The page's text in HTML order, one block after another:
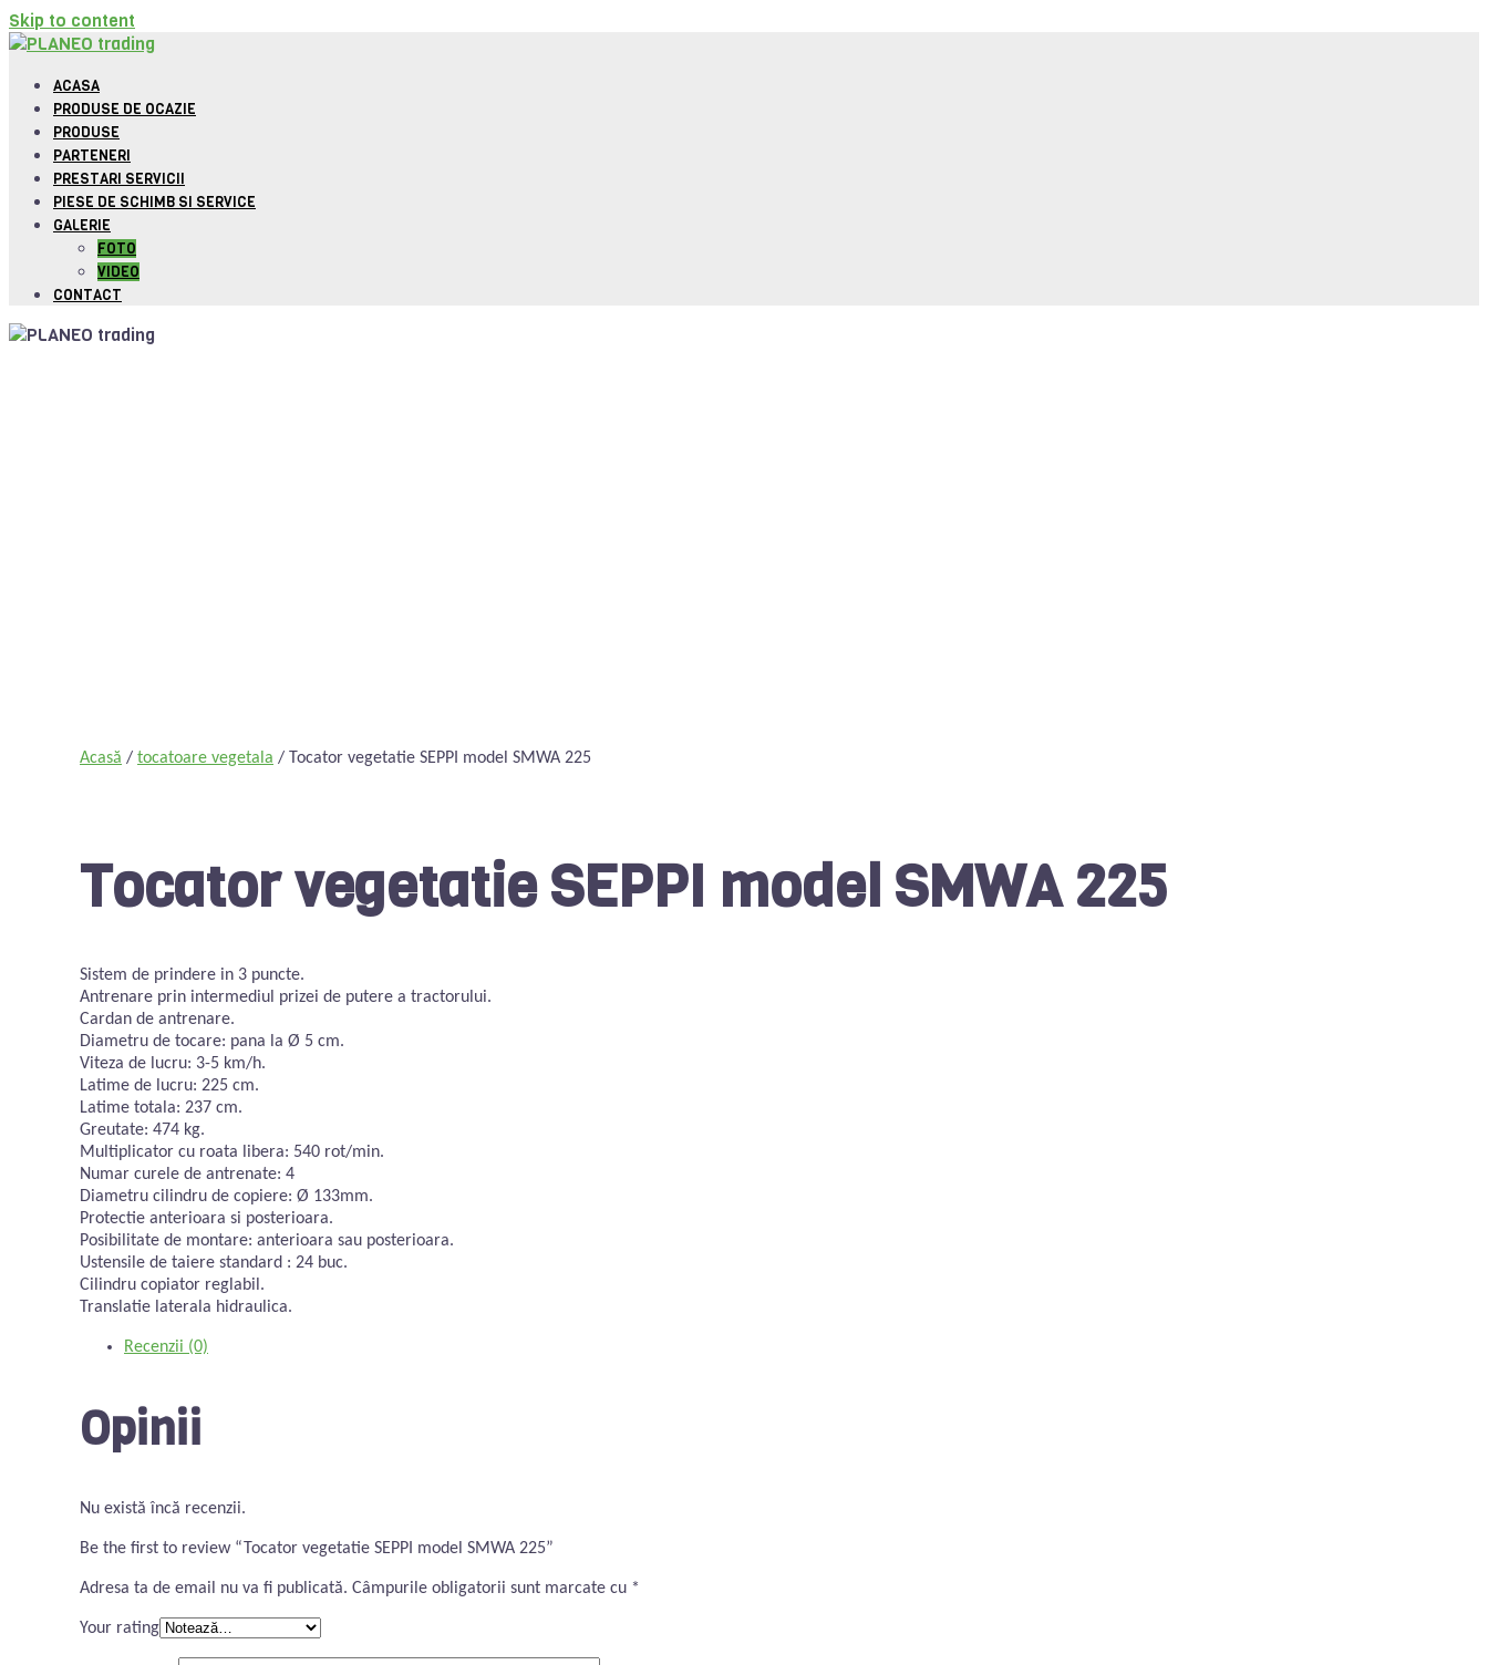
Skip to content
ACASA
PRODUSE DE OCAZIE
PRODUSE
PARTENERI
PRESTARI SERVICII
PIESE DE SCHIMB SI SERVICE
GALERIE
FOTO
VIDEO
CONTACT
Acasă / tocatoare vegetala / Tocator vegetatie SEPPI model SMWA 225
Tocator vegetatie SEPPI model SMWA 225
Sistem de prindere in 3 puncte.
Antrenare prin intermediul prizei de putere a tractorului.
Cardan de antrenare.
Diametru de tocare: pana la Ø 5 cm.
Viteza de lucru: 3-5 km/h.
Latime de lucru: 225 cm.
Latime totala: 237 cm.
Greutate: 474 kg.
Multiplicator cu roata libera: 540 rot/min.
Numar curele de antrenate: 4
Diametru cilindru de copiere: Ø 133mm.
Protectie anterioara si posterioara.
Posibilitate de montare: anterioara sau posterioara.
Ustensile de taiere standard : 24 buc.
Cilindru copiator reglabil.
Translatie laterala hidraulica.
Recenzii (0)
Opinii
Nu există încă recenzii.
Be the first to review “Tocator vegetatie SEPPI model SMWA 225”
Adresa ta de email nu va fi publicată. Câmpurile obligatorii sunt marcate cu *
Your rating